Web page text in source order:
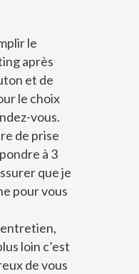
le
après
et de
le choix
vous.
de prise
à 3
que je
pour vous
entretien,
loin c’est
de vous